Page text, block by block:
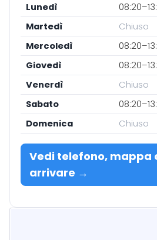
Lunedì
Martedì
Chiuso
Mercoledì
Giovedì
Venerdì
Chiuso
Sabato
Domenica
Chiuso
Vedi telefono, mappa
arrivare →